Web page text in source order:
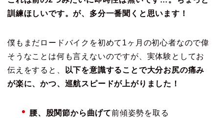
訓練ほしいです。が、多分一番聞くと思います！
僕もまだロードバイクを初めて1ヶ月の初心者なので偉
そうなことは何も言えないのですが、実体験としてお
伝えをすると、
以下を意識することで大分お尻の痛み
が楽に、かつ、巡航スピードが上がりました！
腰、股関節から曲げて前傾姿勢を取る